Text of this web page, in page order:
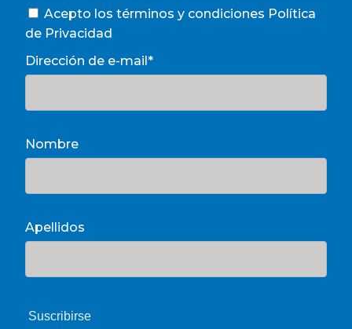
Acepto los términos y condiciones Política
de Privacidad
Dirección de e-mail*
Nombre
Apellidos